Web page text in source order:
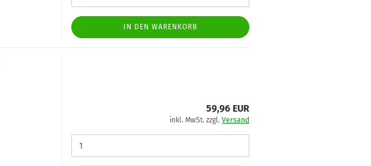
IN DEN WARENKORB
59,96 EUR
inkl. MwSt. zzgl. Versand